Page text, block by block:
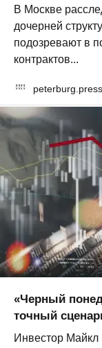
В Москве
дочерней
подозревают в
контрактов...
peterburg.press
«Черный
точный
Инвестор